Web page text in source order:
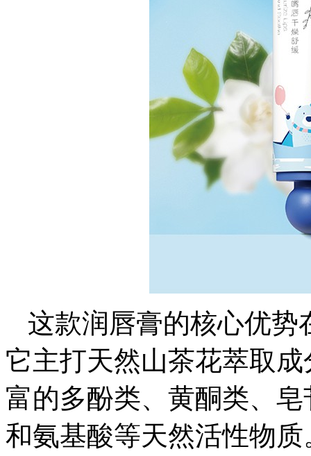
这款润唇膏的核心优势
它主打天然山茶花萃取
富的多酚类、黄酮类、
和氨基酸等天然活性物